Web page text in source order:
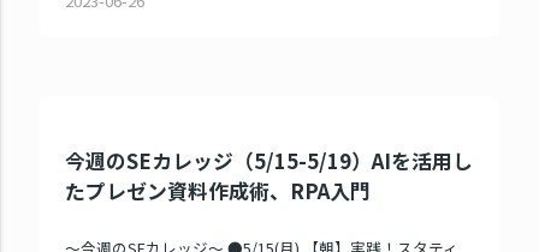
今週のSEカレッジ（5/15-5/19）AIを活用し
たプレゼン資料作成術、RPA入門
～今週のSEカレッジ～ ●5/15(月) 【朝】実践！スタティ